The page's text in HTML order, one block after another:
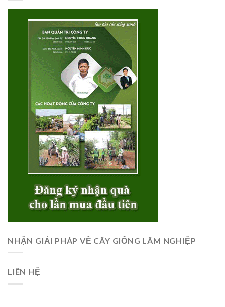
NHẬN GIẢI PHÁP VỀ CÂY GIỐNG LÂM NGHIỆP
LIÊN HỆ